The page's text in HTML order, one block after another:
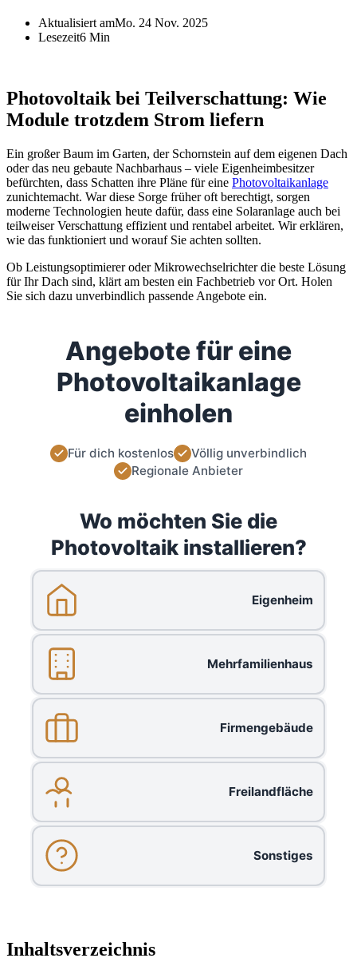
Aktualisiert amMo. 24 Nov. 2025
Lesezeit6 Min
Photovoltaik bei Teilverschattung: Wie
Module trotzdem Strom liefern
Ein großer Baum im Garten, der Schornstein auf dem eigenen Dach
oder das neu gebaute Nachbarhaus – viele Eigenheimbesitzer
befürchten, dass Schatten ihre Pläne für eine Photovoltaikanlage
zunichtemacht. War diese Sorge früher oft berechtigt, sorgen
moderne Technologien heute dafür, dass eine Solaranlage auch bei
teilweiser Verschattung effizient und rentabel arbeitet. Wir erklären,
wie das funktioniert und worauf Sie achten sollten.
Ob Leistungsoptimierer oder Mikrowechselrichter die beste Lösung
für Ihr Dach sind, klärt am besten ein Fachbetrieb vor Ort. Holen
Sie sich dazu unverbindlich passende Angebote ein.
Angebote für eine
Photovoltaikanlage
einholen
Für dich kostenlos
Völlig unverbindlich
Regionale Anbieter
Wo möchten Sie die
Photovoltaik installieren?
Eigenheim
Mehrfamilienhaus
Firmengebäude
Freilandfläche
Sonstiges
Inhaltsverzeichnis